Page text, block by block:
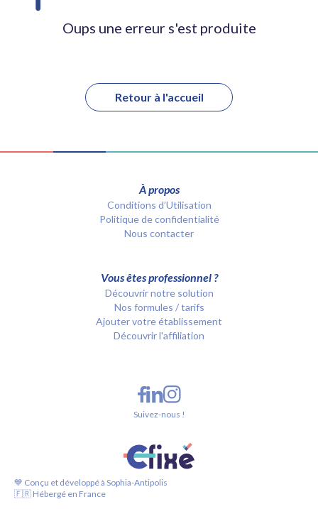
Oups une erreur s'est produite
Retour à l'accueil
À propos
Conditions d’Utilisation
Politique de confidentialité
Nous contacter
Vous êtes professionnel ?
Découvrir notre solution
Nos formules / tarifs
Ajouter votre établissement
Découvrir l'affiliation
💙 Conçu et développé à Sophia-Antipolis
🇫🇷 Hébergé en France
Suivez-nous !